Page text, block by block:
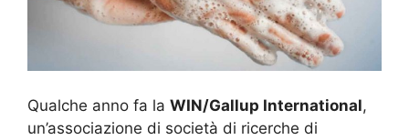
Qualche anno fa la WIN/Gallup International,
un’associazione di società di ricerche di